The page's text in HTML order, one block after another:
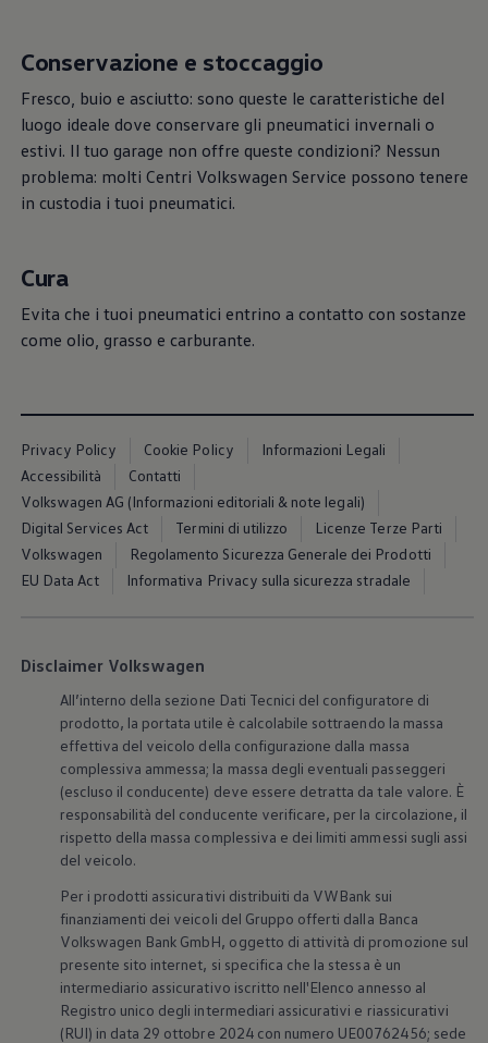
Conservazione e stoccaggio
Fresco, buio e asciutto: sono queste le caratteristiche del
luogo ideale dove conservare gli pneumatici invernali o
estivi. Il tuo garage non offre queste condizioni? Nessun
problema: molti Centri Volkswagen Service possono tenere
in custodia i tuoi pneumatici.
Cura
Evita che i tuoi pneumatici entrino a contatto con sostanze
come olio, grasso e carburante.
Privacy Policy Cookie Policy
Informazioni Legali
Accessibilità
Contatti
Volkswagen AG (Informazioni editoriali & note legali)
Digital Services Act
Termini di utilizzo
Licenze Terze Parti
Volkswagen
Regolamento Sicurezza Generale dei Prodotti
EU Data Act
Informativa Privacy sulla sicurezza stradale
Disclaimer Volkswagen
All’interno della sezione Dati Tecnici del configuratore di
prodotto, la portata utile è calcolabile sottraendo la massa
effettiva del veicolo della configurazione dalla massa
complessiva ammessa; la massa degli eventuali passeggeri
(escluso il conducente) deve essere detratta da tale valore. È
responsabilità del conducente verificare, per la circolazione, il
rispetto della massa complessiva e dei limiti ammessi sugli assi
del veicolo.
Per i prodotti assicurativi distribuiti da VWBank sui
finanziamenti dei veicoli del Gruppo offerti dalla Banca
Volkswagen Bank GmbH, oggetto di attività di promozione sul
presente sito internet, si specifica che la stessa è un
intermediario assicurativo iscritto nell'Elenco annesso al
Registro unico degli intermediari assicurativi e riassicurativi
(RUI) in data 29 ottobre 2024 con numero UE00762456; sede